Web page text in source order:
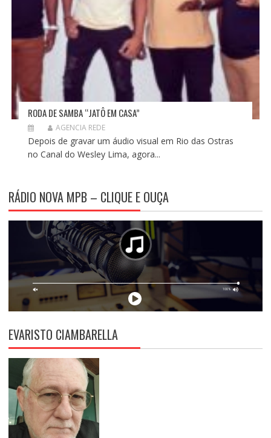
RODA DE SAMBA “JATÔ EM CASA”
AGENCIA REDE
Depois de gravar um áudio visual em Rio das Ostras
no Canal do Wesley Lima, agora...
RÁDIO NOVA MPB – CLIQUE E OUÇA
EVARISTO CIAMBARELLA